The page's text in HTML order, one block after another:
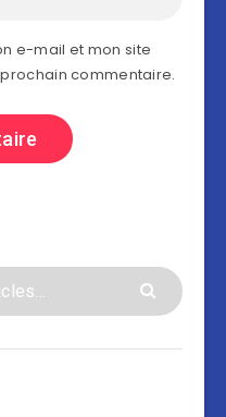
e-mail et mon site
commentaire.